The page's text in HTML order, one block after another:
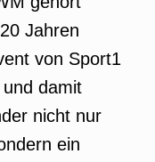
Jahren
von Sport1
damit
nicht nur
ein